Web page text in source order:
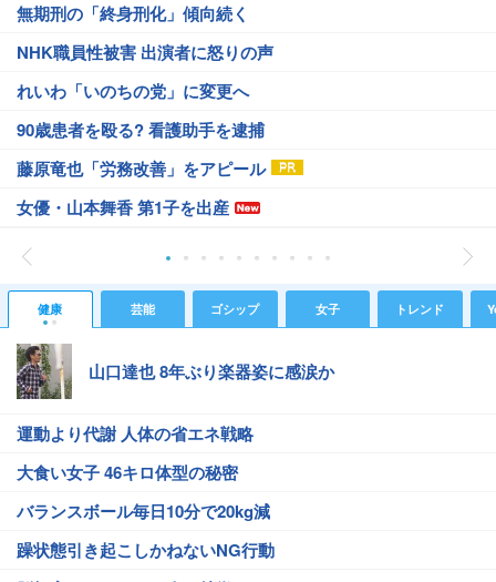
無期刑の「終身刑化」傾向続く
NHK職員性被害 出演者に怒りの声
れいわ「いのちの党」に変更へ
90歳患者を殴る? 看護助手を逮捕
藤原竜也「労務改善」をアピール
女優・山本舞香 第1子を出産
健康 芸能 ゴシップ 女子 トレンド
山口達也 8年ぶり楽器姿に感涙か
運動より代謝 人体の省エネ戦略
大食い女子 46キロ体型の秘密
バランスボール毎日10分で20kg減
躁状態引き起こしかねないNG行動